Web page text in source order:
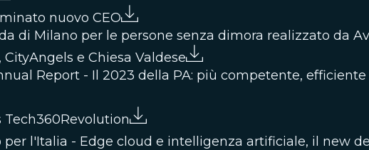
nuovo CEO
di Milano per le persone senza dimora realizzato da
e Chiesa Valdese
Report - Il 2023 della PA: più competente,
Tech360Revolution
per l'Italia - Edge cloud e intelligenza artificiale, il new